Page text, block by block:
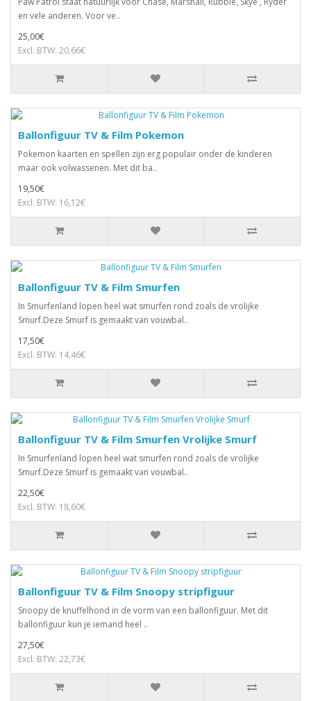
en vele anderen. Voor ve..
25,00€
Excl. BTW: 20,66€
Ballonfiguur TV & Film Pokemon
Pokemon kaarten en spellen zijn erg populair onder de kinderen
maar ook volwassenen. Met dit ba..
19,50€
Excl. BTW: 16,12€
Ballonfiguur TV & Film Smurfen
In Smurfenland lopen heel wat smurfen rond zoals de vrolijke
Smurf.Deze Smurf is gemaakt van vouwbal..
17,50€
Excl. BTW: 14,46€
Ballonfiguur TV & Film Smurfen Vrolijke Smurf
In Smurfenland lopen heel wat smurfen rond zoals de vrolijke
Smurf.Deze Smurf is gemaakt van vouwbal..
22,50€
Excl. BTW: 18,60€
Ballonfiguur TV & Film Snoopy stripfiguur
Snoopy de knuffelhond in de vorm van een ballonfiguur. Met dit
ballonfiguur kun je iemand heel ..
27,50€
Excl. BTW: 22,73€